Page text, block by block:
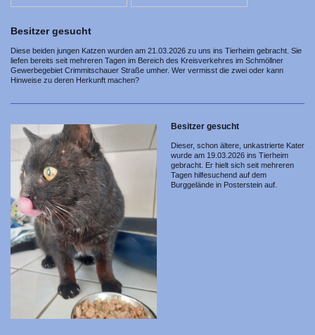
Besitzer gesucht
Diese beiden jungen Katzen wurden am 21.03.2026 zu uns ins Tierheim gebracht. Sie
liefen bereits seit mehreren Tagen im Bereich des Kreisverkehres im Schmöllner
Gewerbegebiet Crimmitschauer Straße umher. Wer vermisst die zwei oder kann
Hinweise zu deren Herkunft machen?
Besitzer gesucht
Dieser, schon ältere, unkastrierte Kater
wurde am 19.03.2026 ins Tierheim
gebracht. Er hielt sich seit mehreren
Tagen hilfesuchend auf dem
Burggelände in Posterstein auf.